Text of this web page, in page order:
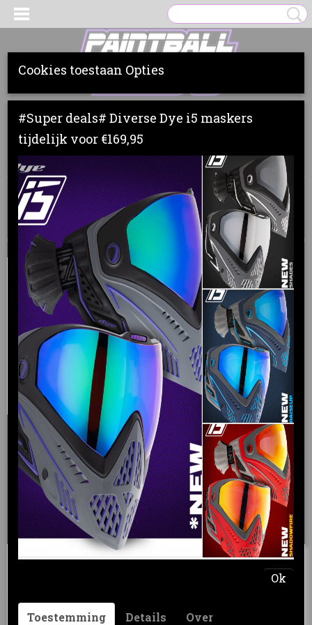
Geen producten
Home>Bags
Sorteer op:
Virtue Spire Loader Case
Protect the Official Loader of Winning™ from all the…
€ 29,95
IN WINKELWAGEN
Cookies toestaan Opties
#Super deals# Diverse Dye i5 maskers
tijdelijk voor €169,95
Ok
Toestemming Details Over